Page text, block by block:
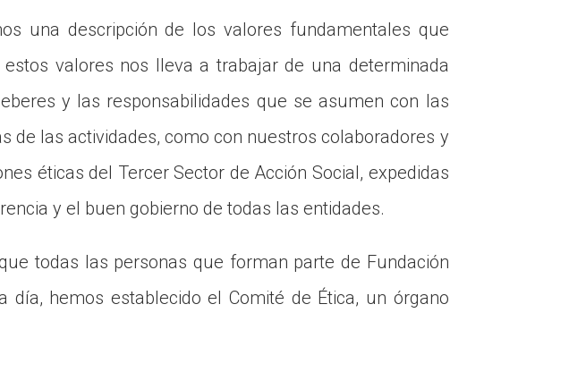
una descripción de los valores fundamentales que
valores nos lleva a trabajar de una determinada
y las responsabilidades que se asumen con las
de las actividades, como con nuestros colaboradores y
éticas del Tercer Sector de Acción Social, expedidas
y el buen gobierno de todas las entidades.
todas las personas que forman parte de Fundación
hemos establecido el Comité de Ética, un órgano